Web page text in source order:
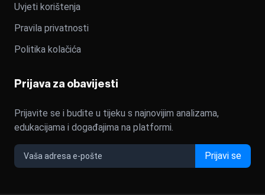
Uvjeti korištenja
Pravila privatnosti
Politika kolačića
Prijava za obavijesti
Prijavite se i budite u tijeku s najnovijim analizama,
edukacijama i događajima na platformi.
Prijavi se